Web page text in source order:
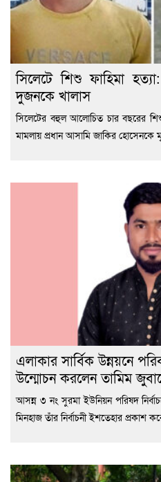
সিলেটে শিশু ফাহিমা
দুজনকে খালাস
সিলেটের বহুল আলোচিত চার বছরের শিশু
মামলায় প্রধান আসামি জাকির হোসেনকে
এলাকার সার্বিক উন্নয়নে
উন্মোচন করলেন তামিম
আসন্ন ৩ নং সুরমা ইউনিয়ন পরিষদ
মিনহাজ তাঁর নির্বাচনী ইশতেহার প্রকাশ